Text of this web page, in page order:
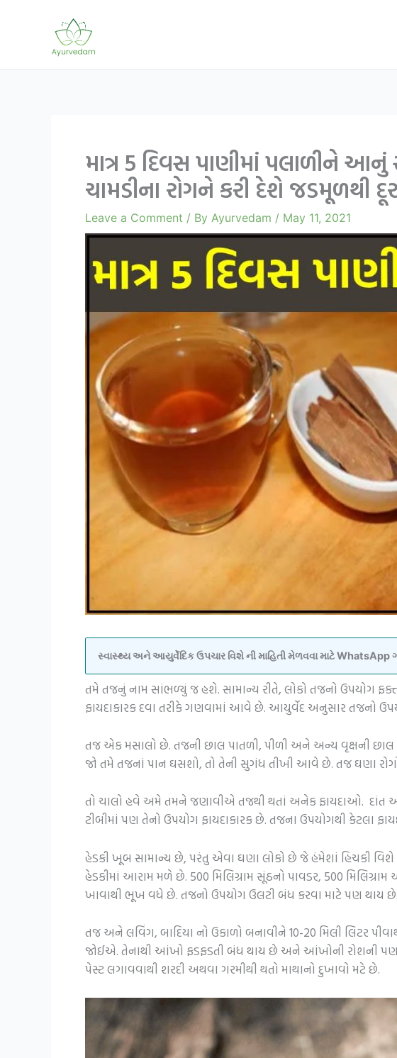
માત્ર 5 દિવસ પાણીમાં પલાળીને આનું
ચામડીના રોગને કરી દેશે જડમૂળથી દૂર
Leave a Comment / By Ayurvedam / May 11, 2021
સ્વાસ્થ્ય અને આયુર્વેદિક ઉપચાર વિશે ની માહિતી મેળવવા માટે WhatsApp
તમે તજનું નામ સાંભળ્યું જ હશે. સામાન્ય રીતે, લોકો તજનો ઉપયોગ
ફાયદાકારક દવા તરીકે ગણવામાં આવે છે. આયુર્વેદ અનુસાર તજનો
તજ એક મસાલો છે. તજની છાલ પાતળી, પીળી અને અન્ય વૃક્ષની
જો તમે તજનાં પાન ઘસશો, તો તેની સુગંધ તીખી આવે છે. તજ ઘણા રોગો
તો ચાલો હવે અમે તમને જણાવીએ તજથી થતાં અનેક ફાયદાઓ. દાંત
ટીબીમાં પણ તેનો ઉપયોગ ફાયદાકારક છે. તજના ઉપયોગથી કેટલા
હેડકી ખૂબ સામાન્ય છે, પરંતુ એવા ઘણા લોકો છે જે હંમેશાં હિચકી વિશે
હેડકીમાં આરામ મળે છે. 500 મિલિગ્રામ સૂંઠનો પાવડર, 500
ખાવાથી ભૂખ વધે છે. તજનો ઉપયોગ ઉલટી બંધ કરવા માટે પણ થાય છે.
તજ અને લવિંગ, બાદિયા નો ઉકાળો બનાવીને 10-20 મિલી લિટર
જોઈએ. તેનાથી આંખો ફડફડતી બંધ થાય છે અને આંખોની રોશની પણ
પેસ્ટ લગાવવાથી શરદી અથવા ગરમીથી થતો માથાનો દુખાવો મટે છે.